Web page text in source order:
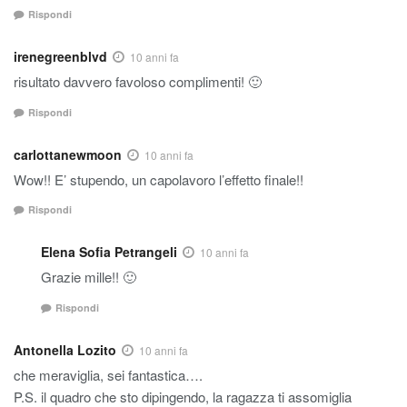
Rispondi
irenegreenblvd 10 anni fa
risultato davvero favoloso complimenti! 🙂
Rispondi
carlottanewmoon 10 anni fa
Wow!! E’ stupendo, un capolavoro l’effetto finale!!
Rispondi
Elena Sofia Petrangeli 10 anni fa
Grazie mille!! 🙂
Rispondi
Antonella Lozito 10 anni fa
che meraviglia, sei fantastica….
P.S. il quadro che sto dipingendo, la ragazza ti assomiglia